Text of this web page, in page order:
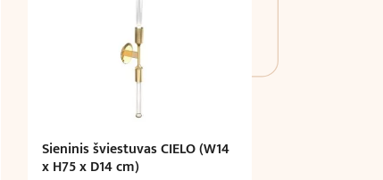
Sieninis šviestuvas CIELO (W14
x H75 x D14 cm)